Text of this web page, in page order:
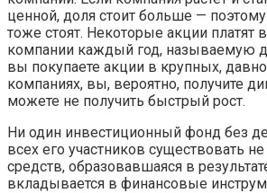
ценной, доля стоит больше —
тоже стоят. Некоторые акции платят
компании каждый год, называемую
вы покупаете акции в крупных,
компаниях, вы, вероятно, получите
можете не получить быстрый рост.
Ни один инвестиционный фонд без
всех его участников существовать
средств, образовавшаяся в
вкладывается в финансовые